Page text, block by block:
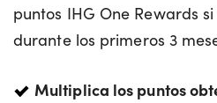
puntos IHG One Rewards
durante los primeros 3
Multiplica los puntos